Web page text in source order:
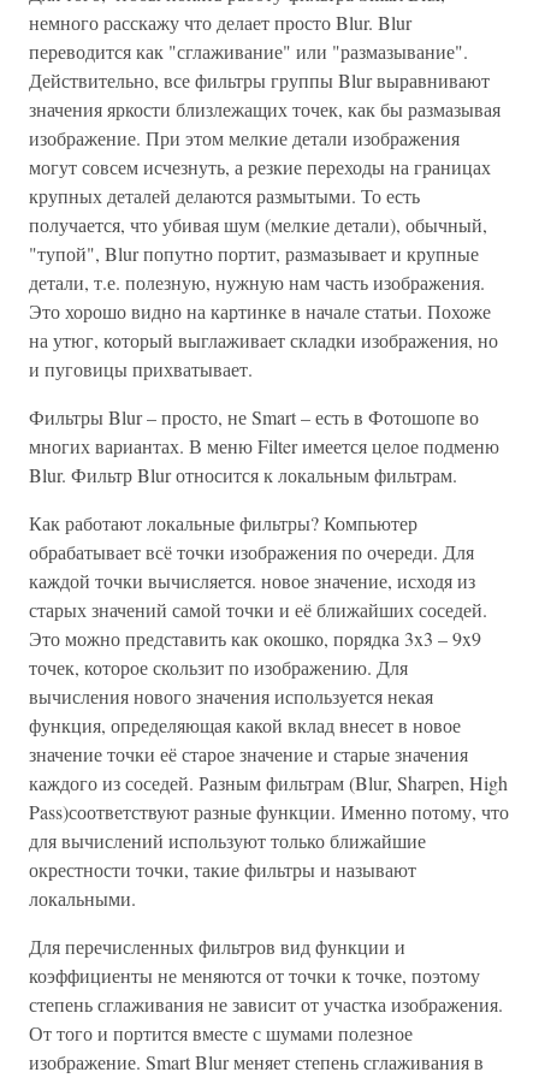
немного расскажу что делает просто Blur. Blur
переводится как "сглаживание" или "размазывание".
Действительно, все фильтры группы Blur выравнивают
значения яркости близлежащих точек, как бы размазывая
изображение. При этом мелкие детали изображения
могут совсем исчезнуть, а резкие переходы на границах
крупных деталей делаются размытыми. То есть
получается, что убивая шум (мелкие детали), обычный,
"тупой", Blur попутно портит, размазывает и крупные
детали, т.е. полезную, нужную нам часть изображения.
Это хорошо видно на картинке в начале статьи. Похоже
на утюг, который выглаживает складки изображения, но
и пуговицы прихватывает.
Фильтры Blur – просто, не Smart – есть в Фотошопе во
многих вариантах. В меню Filter имеется целое подменю
Blur. Фильтр Blur относится к локальным фильтрам.
Как работают локальные фильтры? Компьютер
обрабатывает всё точки изображения по очереди. Для
каждой точки вычисляется. новое значение, исходя из
старых значений самой точки и её ближайших соседей.
Это можно представить как окошко, порядка 3x3 – 9x9
точек, которое скользит по изображению. Для
вычисления нового значения используется некая
функция, определяющая какой вклад внесет в новое
значение точки её старое значение и старые значения
каждого из соседей. Разным фильтрам (Blur, Sharpen, High
Pass)соответствуют разные функции. Именно потому, что
для вычислений используют только ближайшие
окрестности точки, такие фильтры и называют
локальными.
Для перечисленных фильтров вид функции и
коэффициенты не меняются от точки к точке, поэтому
степень сглаживания не зависит от участка изображения.
От того и портится вместе с шумами полезное
изображение. Smart Blur меняет степень сглаживания в